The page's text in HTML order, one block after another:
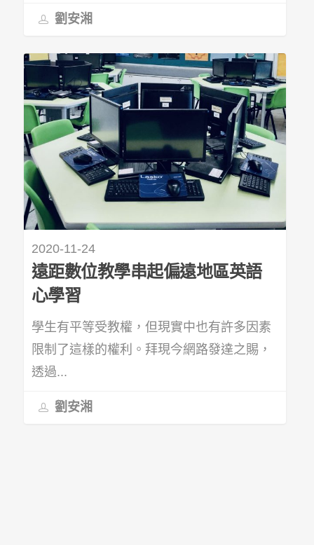
劉安湘
2020-11-24
遠距數位教學串起偏遠地區英語
心學習
學生有平等受教權，但現實中也有許多因素
限制了這樣的權利。拜現今網路發達之賜，
透過...
劉安湘